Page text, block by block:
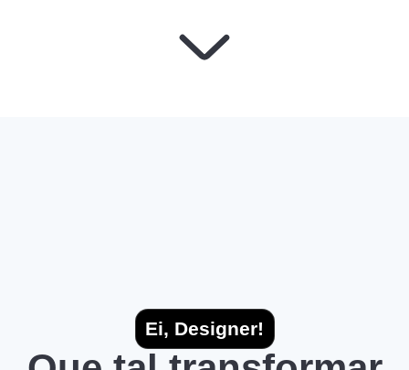
Ei, Designer!